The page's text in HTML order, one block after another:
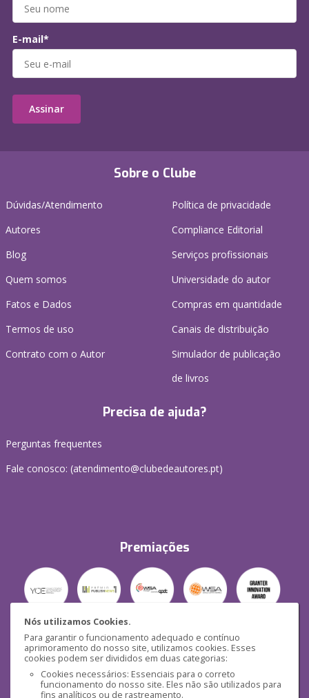
Nós utilizamos Cookies.
Para garantir o funcionamento adequado e contínuo
aprimoramento do nosso site, utilizamos cookies. Esses
cookies podem ser divididos em duas categorias:
Cookies necessários: Essenciais para o correto
funcionamento do nosso site. Eles não são utilizados para
fins analíticos ou de rastreamento.
Sobre o Clube
Dúvidas/Atendimento
Autores
Blog
Quem somos
Fatos e Dados
Termos de uso
Contrato com o Autor
Política de privacidade
Compliance Editorial
Serviços profissionais
Universidade do autor
Compras em quantidade
Canais de distribuição
Simulador de publicação
de livros
Precisa de ajuda?
Perguntas frequentes
Fale conosco: (atendimento@clubedeautores.pt)
Premiações
Segurança
E-mail*
Assinar